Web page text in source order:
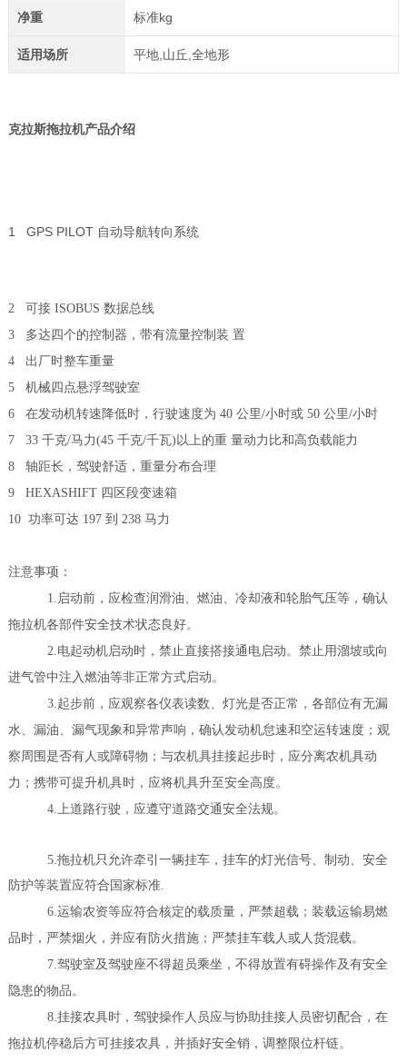
净重 标准kg
适用场所 平地,山丘,全地形
克拉斯拖拉机产品介绍
1 GPS PILOT 自动导航转向系统
2 可接 ISOBUS 数据总线
3 多达四个的控制器，带有流量控制装 置
4 出厂时整车重量
5 机械四点悬浮驾驶室
6 在发动机转速降低时，行驶速度为 40 公里/小时或 50 公里/小时
7 33 千克/马力(45 千克/千瓦)以上的重 量动力比和高负载能力
8 轴距长，驾驶舒适，重量分布合理
9 HEXASHIFT 四区段变速箱
10 功率可达 197 到 238 马力
注意事项：
1.启动前，应检查润滑油、燃油、冷却液和轮胎气压等，确认
拖拉机各部件安全技术状态良好。
2.电起动机启动时，禁止直接搭接通电启动。禁止用溜坡或向
进气管中注入燃油等非正常方式启动。
3.起步前，应观察各仪表读数、灯光是否正常，各部位有无漏
水、漏油、漏气现象和异常声响，确认发动机怠速和空运转速度；观
察周围是否有人或障碍物；与农机具挂接起步时，应分离农机具动
力；携带可提升机具时，应将机具升至安全高度。
4.上道路行驶，应遵守道路交通安全法规。
5.拖拉机只允许牵引一辆挂车，挂车的灯光信号、制动、安全
防护等装置应符合国家标准.
6.运输农资等应符合核定的载质量，严禁超载；装载运输易燃
品时，严禁烟火，并应有防火措施；严禁挂车载人或人货混载。
7.驾驶室及驾驶座不得超员乘坐，不得放置有碍操作及有安全
隐患的物品。
8.挂接农具时，驾驶操作人员应与协助挂接人员密切配合，在
拖拉机停稳后方可挂接农具，并插好安全销，调整限位杆链。